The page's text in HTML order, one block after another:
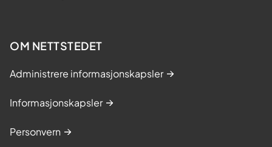
OM NETTSTEDET
Administrere informasjonskapsler
Informasjonskapsler
Personvern